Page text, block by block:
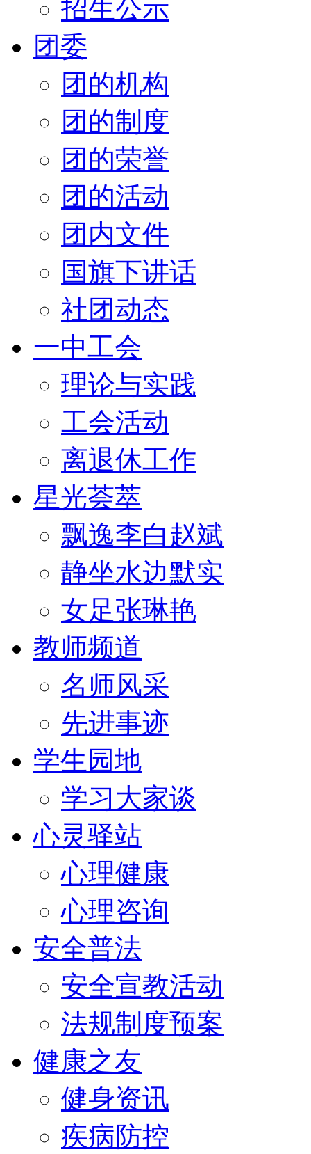
招生公示
团委
团的机构
团的制度
团的荣誉
团的活动
团内文件
国旗下讲话
社团动态
一中工会
理论与实践
工会活动
离退休工作
星光荟萃
飘逸李白赵斌
静坐水边默实
女足张琳艳
教师频道
名师风采
先进事迹
学生园地
学习大家谈
心灵驿站
心理健康
心理咨询
安全普法
安全宣教活动
法规制度预案
健康之友
健身资讯
疾病防控